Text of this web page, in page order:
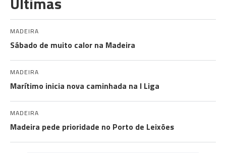
MADEIRA
Sábado de muito calor na Madeira
MADEIRA
Marítimo inicia nova caminhada na I Liga
MADEIRA
Madeira pede prioridade no Porto de Leixões